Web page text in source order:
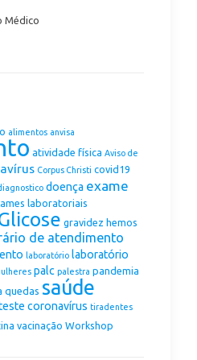
Médico
alimentos anvisa
atividade física Aviso de
Corpus Christi covid19
doença exame
laboratoriais
gravidez hemos
de atendimento
laboratório laboratório
palc palestra pandemia
quedas saúde
coronavírus tiradentes
vacinação Workshop